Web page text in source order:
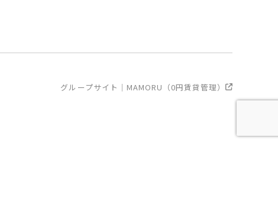
グループサイト｜MAMORU（0円賃貸管理）